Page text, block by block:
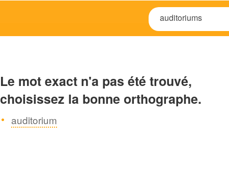
Le mot exact n'a pas été trouvé,
choisissez la bonne orthographe.
auditorium